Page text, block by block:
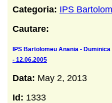
Categoria: IPS
Cautare:
IPS Bartolomeu Anania -
- 12.06.2005
Data: May 2, 2013
Id: 1333